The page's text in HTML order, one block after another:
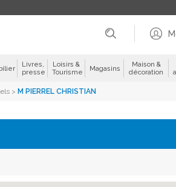
Livres,
presse
Loisirs &
Tourisme
Magasins
Maison &
décoration
> M PIERREL CHRISTIAN